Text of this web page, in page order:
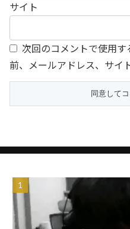
サイト
次回のコメントで使用
前、メールアドレス、サイ